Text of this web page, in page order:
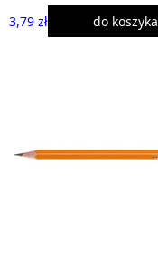
3,79 zł do koszyka